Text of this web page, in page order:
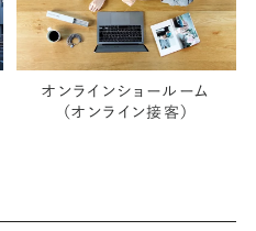
オンラインショールーム
（オンライン接客）